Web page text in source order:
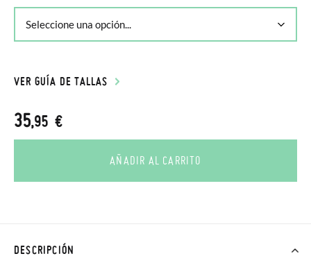
VER GUÍA DE TALLAS
35,95 €
AÑADIR AL CARRITO
DESCRIPCIÓN